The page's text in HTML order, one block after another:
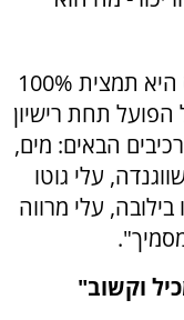
צליל אסולין מסבירה: "קישובית פלוס היא תמצית 100%
תחת רישיון
הבאים: מים,
עלי גוטו
בילובה, עלי מרווה
וקשוב"